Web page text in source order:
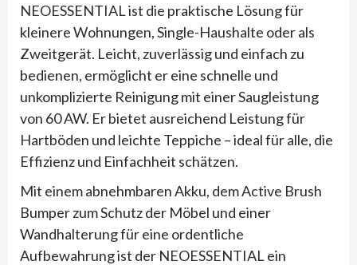
NEOESSENTIAL ist die praktische Lösung für
kleinere Wohnungen, Single-Haushalte oder als
Zweitgerät. Leicht, zuverlässig und einfach zu
bedienen, ermöglicht er eine schnelle und
unkomplizierte Reinigung mit einer Saugleistung
von 60 AW. Er bietet ausreichend Leistung für
Hartböden und leichte Teppiche – ideal für alle, die
Effizienz und Einfachheit schätzen.
Mit einem abnehmbaren Akku, dem Active Brush
Bumper zum Schutz der Möbel und einer
Wandhalterung für eine ordentliche
Aufbewahrung ist der NEOESSENTIAL ein